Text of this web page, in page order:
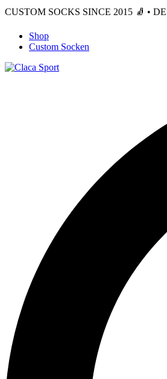
CUSTOM SOCKS SINCE 2015 🧦 •
Shop
Custom Socken